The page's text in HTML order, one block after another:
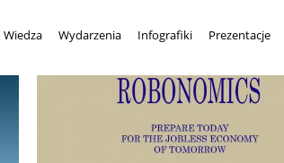
Wiedza Wydarzenia Infografiki Prezentacje